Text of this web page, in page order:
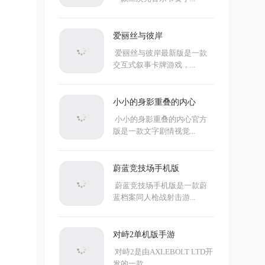
爱丽丝与彼岸
爱丽丝与彼岸最新版是一款
交互式叙事卡牌游戏，...
小小的身影重叠的内心
小小的身影重叠的内心官方
版是一款文字剧情视觉...
蔚蓝竞技场手机版
蔚蓝竞技场手机版是一款蔚
蓝档案同人枪战射击游...
对峙2单机版手游
对峙2是由AXLEBOLT LTD开